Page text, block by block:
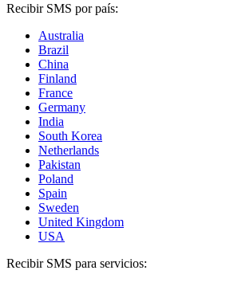
Recibir SMS por país:
Australia
Brazil
China
Finland
France
Germany
India
South Korea
Netherlands
Pakistan
Poland
Spain
Sweden
United Kingdom
USA
Recibir SMS para servicios: